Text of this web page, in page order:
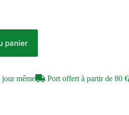
panier
même Port offert à partir de 80 €